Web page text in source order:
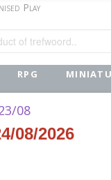
Play
RPG
08
08/2026